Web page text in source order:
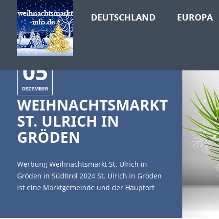
DEUTSCHLAND EUROPA
05
DEZEMBER
WEIHNACHTSMARKT
ST. ULRICH IN
GRÖDEN
Werbung Weihnachtsmarkt St. Ulrich in
Gröden in Südtirol 2024 St. Ulrich in Gröden
ist eine Marktgemeinde und der Hauptort